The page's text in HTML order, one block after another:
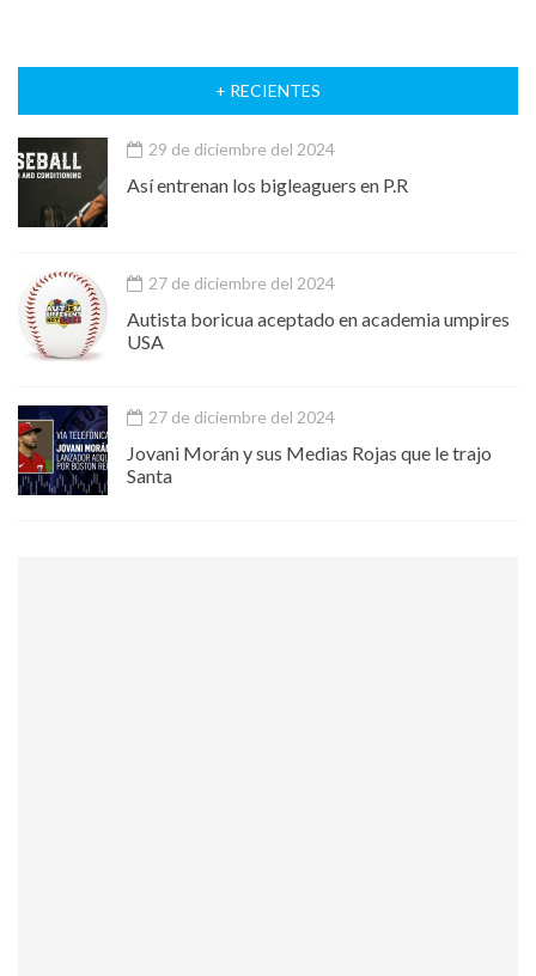
+ RECIENTES
29 de diciembre del 2024
Así entrenan los bigleaguers en P.R
27 de diciembre del 2024
Autista boricua aceptado en academia umpires
USA
27 de diciembre del 2024
Jovani Morán y sus Medias Rojas que le trajo
Santa